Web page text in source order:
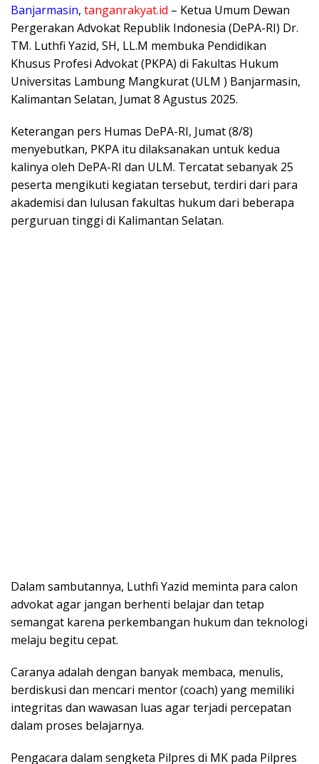
Banjarmasin, tanganrakyat.id – Ketua Umum Dewan
Pergerakan Advokat Republik Indonesia (DePA-RI) Dr.
TM. Luthfi Yazid, SH, LL.M membuka Pendidikan
Khusus Profesi Advokat (PKPA) di Fakultas Hukum
Universitas Lambung Mangkurat (ULM ) Banjarmasin,
Kalimantan Selatan, Jumat 8 Agustus 2025.
Keterangan pers Humas DePA-RI, Jumat (8/8)
menyebutkan, PKPA itu dilaksanakan untuk kedua
kalinya oleh DePA-RI dan ULM. Tercatat sebanyak 25
peserta mengikuti kegiatan tersebut, terdiri dari para
akademisi dan lulusan fakultas hukum dari beberapa
perguruan tinggi di Kalimantan Selatan.
Dalam sambutannya, Luthfi Yazid meminta para calon
advokat agar jangan berhenti belajar dan tetap
semangat karena perkembangan hukum dan teknologi
melaju begitu cepat.
Caranya adalah dengan banyak membaca, menulis,
berdiskusi dan mencari mentor (coach) yang memiliki
integritas dan wawasan luas agar terjadi percepatan
dalam proses belajarnya.
Pengacara dalam sengketa Pilpres di MK pada Pilpres